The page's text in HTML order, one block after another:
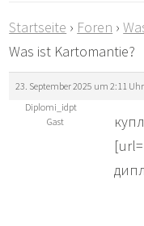
Startseite › Foren ›
Was ist Kartomantie?
23. September 2025 um 2:11 Uhr
Diplomi_idpt
Gast